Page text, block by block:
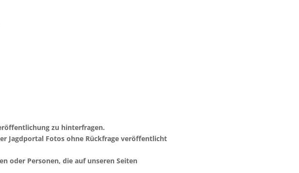
zu hinterfragen.
Jagdportal Fotos ohne Rückfrage veröffentlicht
oder Personen, die auf unseren Seiten